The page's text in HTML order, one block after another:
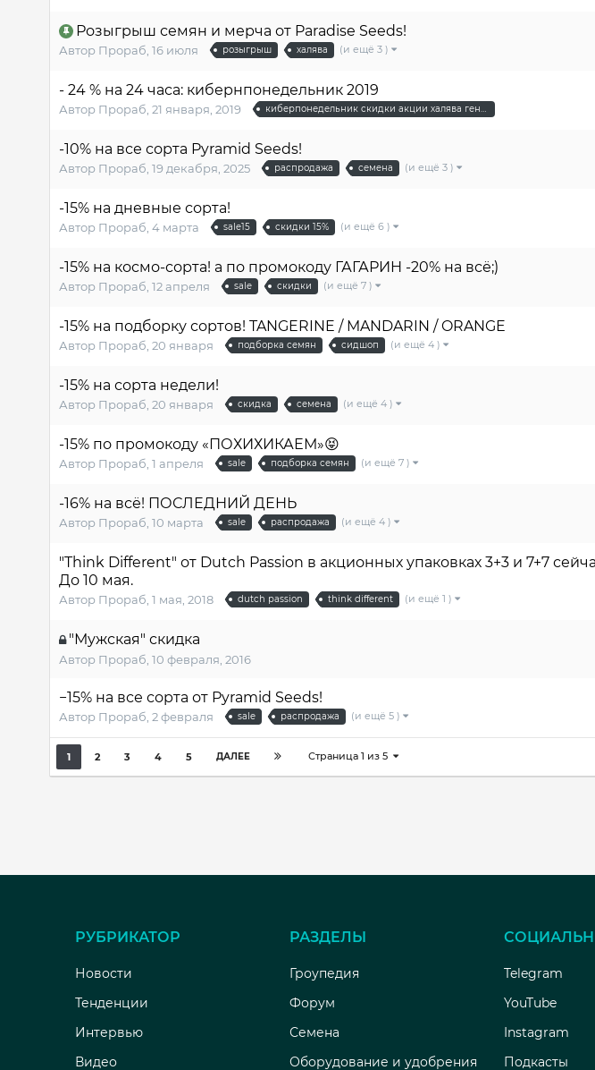
Розыгрыш семян и мерча от Paradise Seeds!
Автор Прораб 16 июля розыгрыш халява (и ещё 3 )
- 24 % на 24 часа: кибернпонедельник 2019
Автор Прораб 21 января, 2019 киберпонедельник скидки акции халява генплан
-10% на все сорта Pyramid Seeds!
Автор Прораб 19 декабря, 2025 распродажа семена (и ещё 3 )
-15% на дневные сорта!
Автор Прораб 4 марта sale15 скидки 15% (и ещё 6 )
-15% на космо-сорта! а по промокоду ГАГАРИН -20% на всё;)
Автор Прораб 12 апреля sale скидки (и ещё 7 )
-15% на подборку сортов! TANGERINE / MANDARIN / ORANGE
Автор Прораб 20 января подборка семян сидшоп (и ещё 4 )
-15% на сорта недели!
Автор Прораб 20 января скидка семена (и ещё 4 )
-15% по промокоду «ПОХИХИКАЕМ»😝
Автор Прораб 1 апреля sale подборка семян (и ещё 7 )
-16% на всё! ПОСЛЕДНИЙ ДЕНЬ
Автор Прораб 10 марта sale распродажа (и ещё 4 )
"Think Different" от Dutch Passion в акционных упаковках 3+3 и 7+7
До 10 мая.
Автор Прораб 1 мая, 2018 dutch passion think different (и ещё 1 )
"Мужская" скидка
Автор Прораб 10 февраля, 2016
−15% на все сорта от Pyramid Seeds!
Автор Прораб 2 февраля sale распродажа (и ещё 5 )
1 2 3 4 5 ДАЛЕЕ Страница 1 из 5
РУБРИКАТОР
Новости
Тенденции
Интервью
Видео
РАЗДЕЛЫ
Гроупедия
Форум
Семена
Оборудование и удобрения
Telegram
YouTube
Instagram
Подкасты